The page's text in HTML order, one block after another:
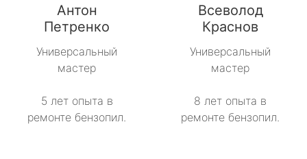
Антон
Петренко
Универсальный
мастер
5 лет опыта в
ремонте бензопил.
Всеволод
Краснов
Универсальный
мастер
8 лет опыта в
ремонте бензопил.